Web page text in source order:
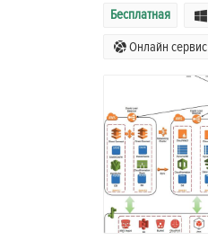
Бесплатная
Онлайн сервис